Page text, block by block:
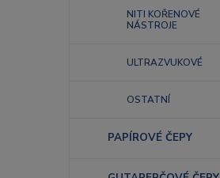
NITI KOŘENOVÉ
NÁSTROJE
ULTRAZVUKOVÉ
OSTATNÍ
PAPÍROVÉ ČEPY